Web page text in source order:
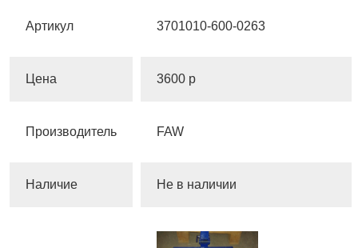
Артикул 3701010-600-0263
Цена 3600 р
Производитель FAW
Наличие Не в наличии